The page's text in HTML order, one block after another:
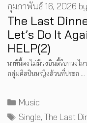
The Last
Let’s Do It
HELP(2)
กุมภาพันธ์ 16, 2026 by
นาทีนี้คงไม่มีวงอินดี้ร็อกวงไ
กลุ่มศิลปินหญิงล้วนที่ประก …
Categories
Music
Tags
Single,The Last